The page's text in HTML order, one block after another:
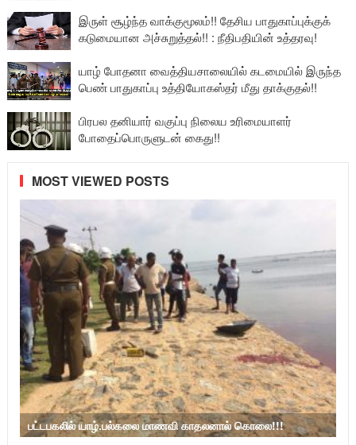
இருள் சூழ்ந்த வாக்குமூலம்!! தேசிய பாதுகாப்புக்குக்
கடுமையான அச்சுறுத்தல்!! : நீதிபதியின் உத்தரவு!
யாழ் போதனா வைத்தியசாலையில் கடமையில் இருந்த
பெண் பாதுகாப்பு உத்தியோகஸ்தர் மீது தாக்குதல்!!
பிரபல தனியார் வகுப்பு நிலைய உரிமையாளர்
போதைப்பொருளுடன் கைது!!
MOST VIEWED POSTS
பட்டபகலில் யாழ்.பல்கலை மாணவி காதலனால் கொலை!!!